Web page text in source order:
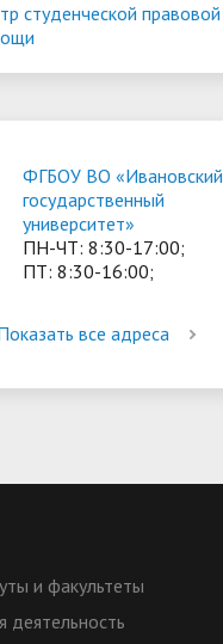
студенческой правовой
ФГБОУ ВО «Ивановский
государственный
университет»
ПН-ЧТ: 8:30-17:00;
ПТ: 8:30-16:00;
все адреса
и факультеты
деятельность